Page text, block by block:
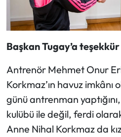
Başkan Tugay’a teşekkür
Antrenör Mehmet Onur
Korkmaz’ın havuz imkânı
günü antrenman
kulübü ile değil, ferdi olarak
Anne Nihal Korkmaz da